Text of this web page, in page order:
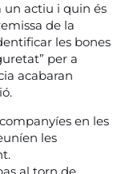
un actiu i quin és
de la
les bones
per a
acabaran
en les
les